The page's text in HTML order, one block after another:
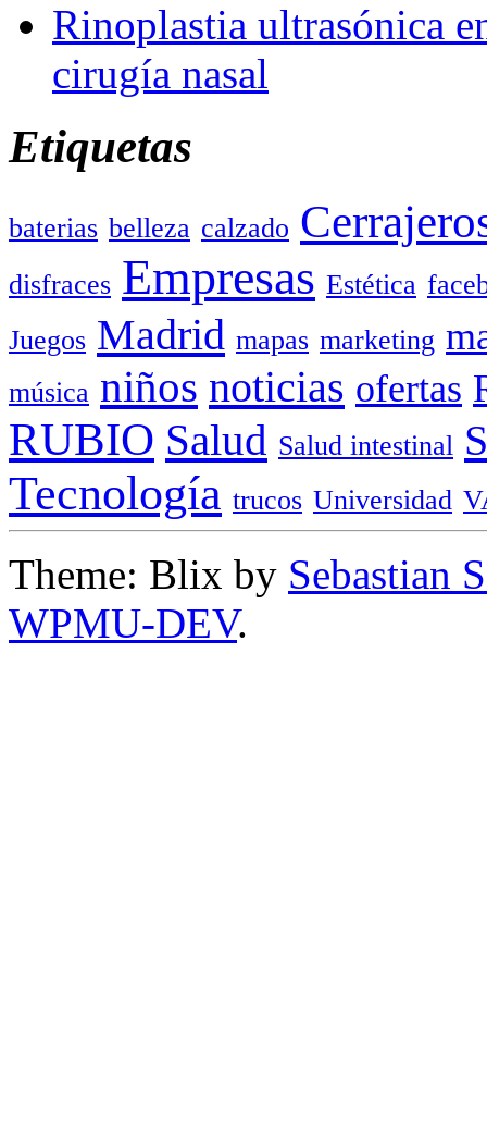
Rinoplastia ultrasónica
cirugía nasal
Etiquetas
baterias belleza calzado
disfraces Empresas Estética
Juegos Madrid mapas marketing
música niños noticias ofertas
RUBIO Salud Salud intestinal
Tecnología trucos Universidad
Theme: Blix by Sebastian
WPMU-DEV.